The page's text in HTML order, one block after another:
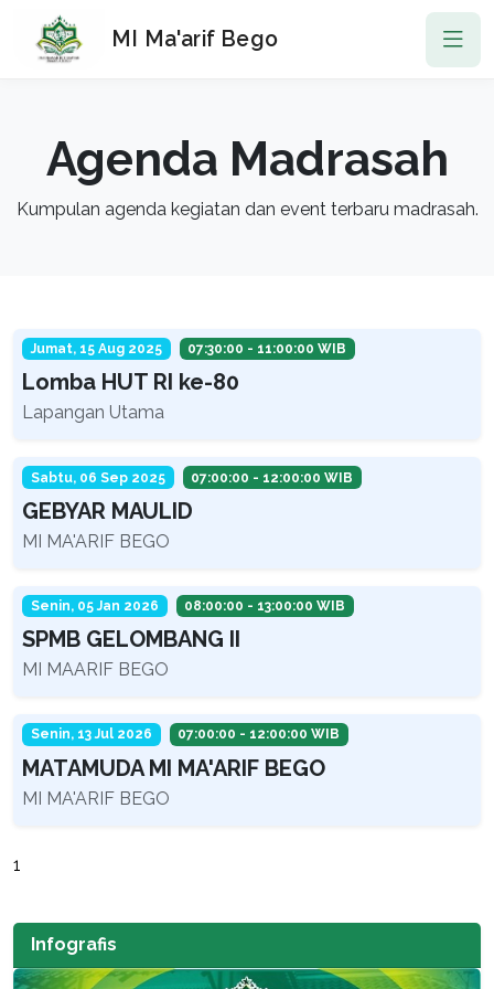
MI Ma'arif Bego
Agenda Madrasah
Kumpulan agenda kegiatan dan event terbaru madrasah.
Jumat, 15 Aug 2025 07:30:00 - 11:00:00 WIB
Lomba HUT RI ke-80
Lapangan Utama
Sabtu, 06 Sep 2025 07:00:00 - 12:00:00 WIB
GEBYAR MAULID
MI MA'ARIF BEGO
Senin, 05 Jan 2026 08:00:00 - 13:00:00 WIB
SPMB GELOMBANG II
MI MAARIF BEGO
Senin, 13 Jul 2026 07:00:00 - 12:00:00 WIB
MATAMUDA MI MA'ARIF BEGO
MI MA'ARIF BEGO
1
Infografis